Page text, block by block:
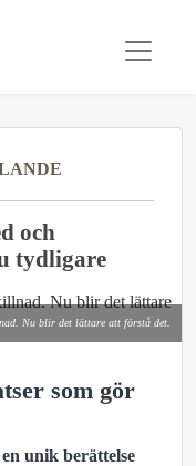
och
tydligare
Nu blir det lättare att förstå det.
som gör
unik berättelse